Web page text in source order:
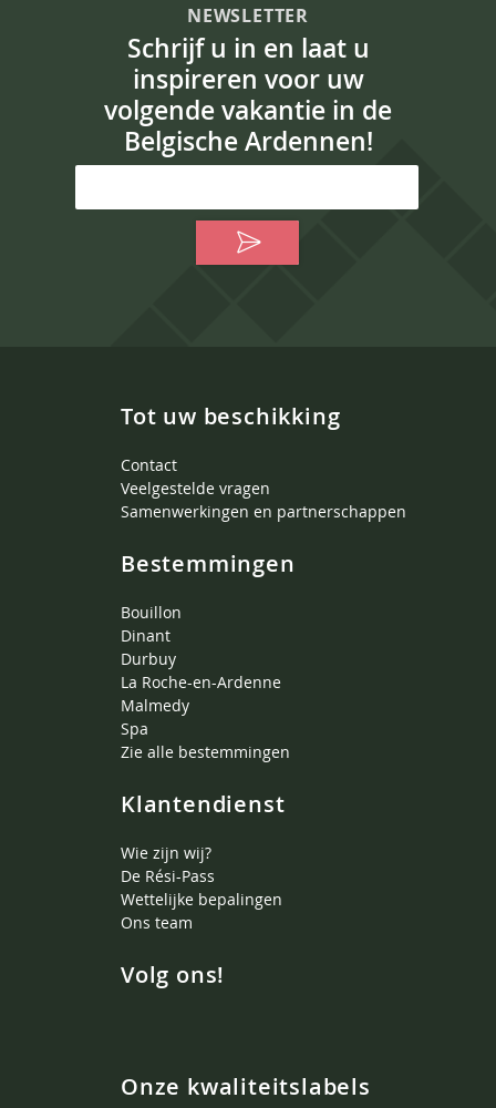
NEWSLETTER
Schrijf u in en laat u
inspireren voor uw
volgende vakantie in de
Belgische Ardennen!
Tot uw beschikking
Contact
Veelgestelde vragen
Samenwerkingen en partnerschappen
Bestemmingen
Bouillon
Dinant
Durbuy
La Roche-en-Ardenne
Malmedy
Spa
Zie alle bestemmingen
Klantendienst
Wie zijn wij?
De Rési-Pass
Wettelijke bepalingen
Ons team
Volg ons!
Onze kwaliteitslabels